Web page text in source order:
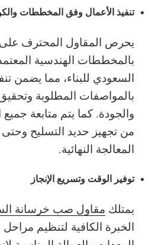
تنفيذ الأعمال وفق المخططات
يحرص المقاول المحترف على
بالمخططات الهندسية
السعودي للبناء، مما يضمن
بالمواصفات المطلوبة
والجودة. كما يتم متابعة جميع
من تجهيز حديد التسليح وحتى
المعالجة النهائية.
توفير الوقت وتسريع الإنجاز
يمتلك مقاول صب خرسانة
الخبرة الكافية لتنظيم مراحل